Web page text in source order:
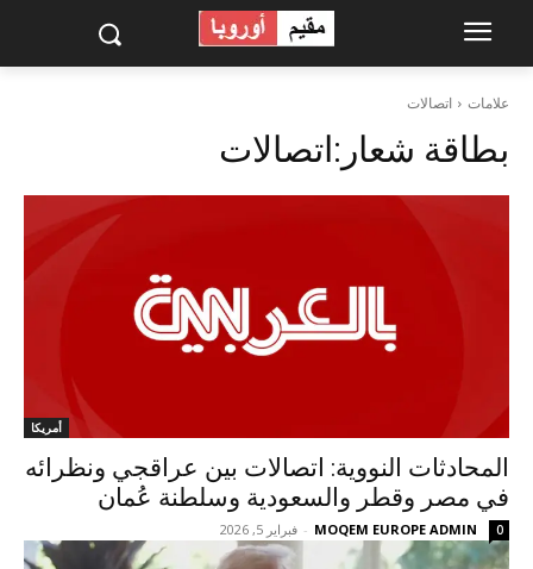
علامات اتصالات
بطاقة شعار:اتصالات
أمريكا
المحادثات النووية: اتصالات بين عراقجي ونظرائه
في مصر وقطر والسعودية وسلطنة عُمان
MOQEM EUROPE ADMIN
- فبراير 5, 2026 0